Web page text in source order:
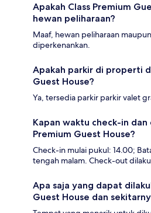
Apakah Class Premium
hewan peliharaan?
Maaf, hewan peliharaan
diperkenankan.
Apakah parkir di properti
Guest House?
Ya, tersedia parkir parkir valet
Kapan waktu check-in
Premium Guest House?
Check-in mulai pukul: 14.00;
tengah malam. Check-out
Apa saja yang dapat
Guest House dan